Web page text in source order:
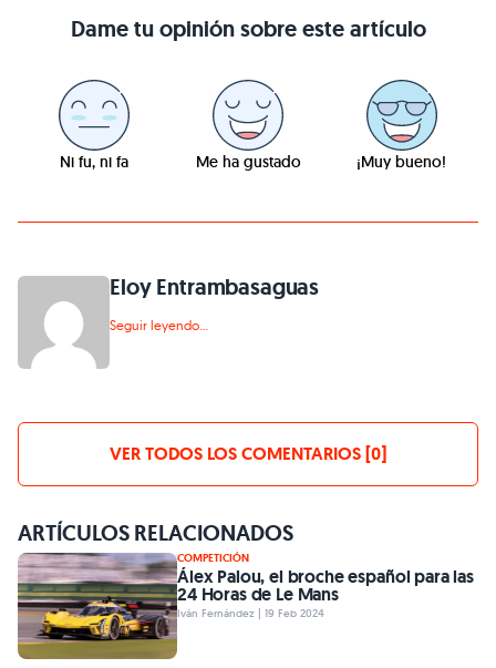
Dame tu opinión sobre este artículo
Ni fu, ni fa Me ha gustado ¡Muy bueno!
Eloy Entrambasaguas
Seguir leyendo...
VER TODOS LOS COMENTARIOS [0]
ARTÍCULOS RELACIONADOS
COMPETICIÓN
Álex Palou, el broche español para las
24 Horas de Le Mans
Iván Fernández | 19 Feb 2024